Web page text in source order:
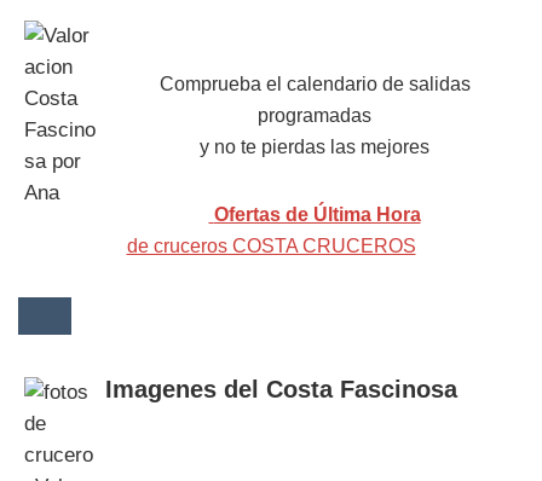
Comprueba el calendario de salidas
programadas
y no te pierdas las mejores
Ofertas de Última Hora
de cruceros COSTA CRUCEROS
Imagenes del Costa Fascinosa